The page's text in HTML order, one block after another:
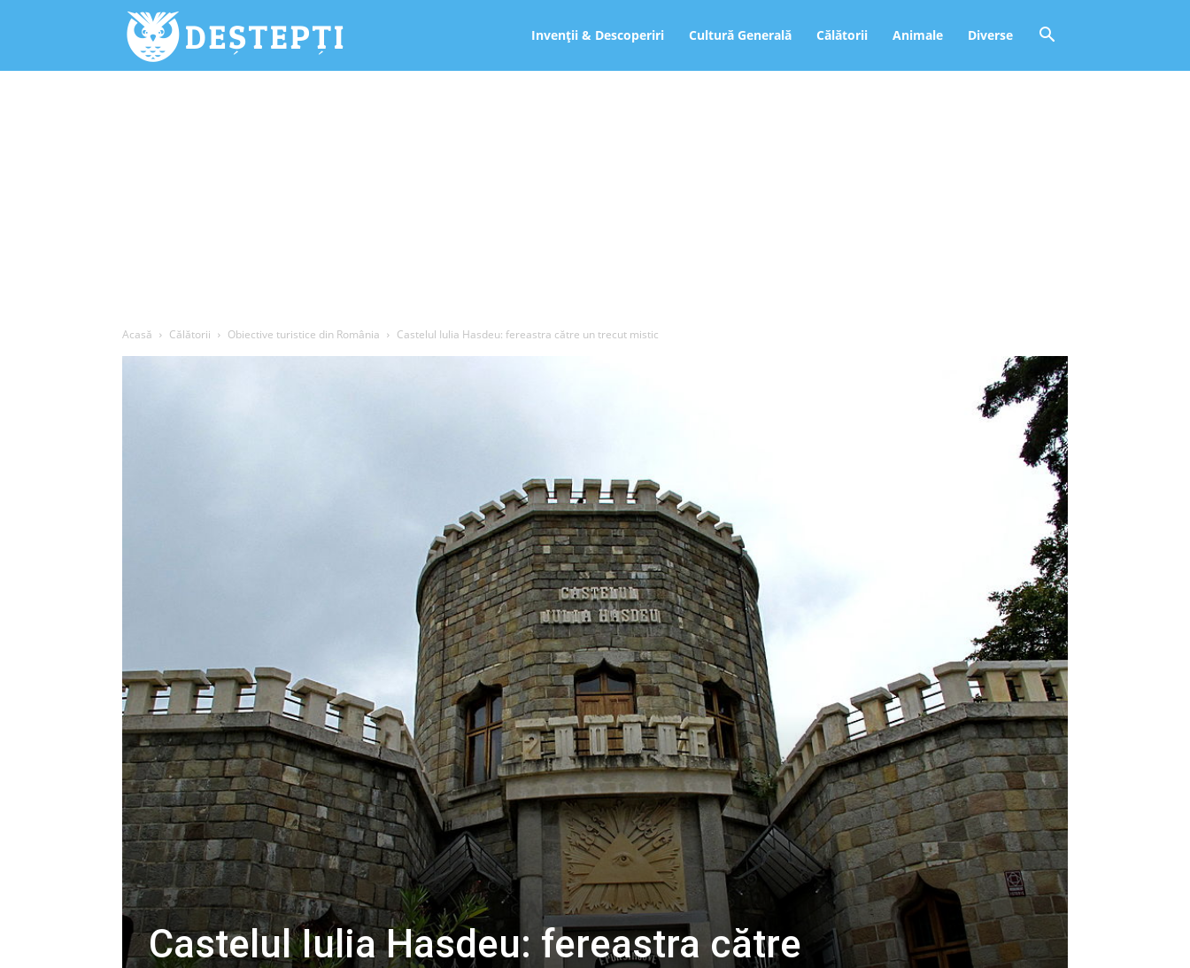
Deștepți.ro Invenții & Descoperiri Cultură Generală Călătorii Animale Diverse
Acasă Călătorii Obiective turistice din România Castelul Iulia Hasdeu: fereastra către un trecut mistic
Castelul Iulia Hasdeu: fereastra către